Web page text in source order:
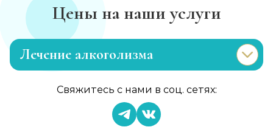
Цены на наши услуги
Лечение алкоголизма
Свяжитесь с нами в соц. сетях: